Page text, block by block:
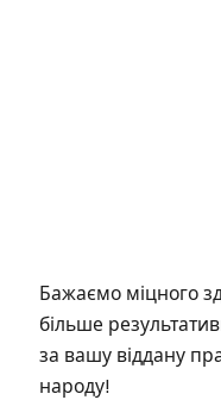
Бажаємо міцного
більше
за вашу віддану
народу!